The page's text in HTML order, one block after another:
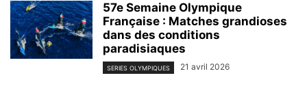
57e Semaine Olympique
Française : Matches grandioses
dans des conditions
paradisiaques
SERIES OLYMPIQUES 21 avril 2026